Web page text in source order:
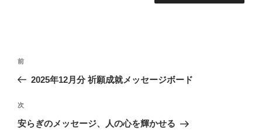
投
ビ
ゲ
前
の
稿
前
2025年12月分 祈願成就メッセージボード
次
の
次
安らぎのメッセージ、人の心を輝かせる